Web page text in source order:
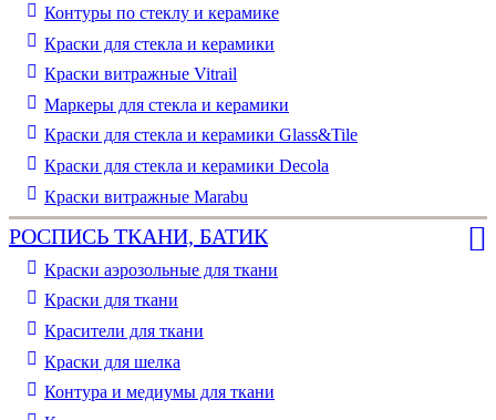
Контуры по стеклу и керамике
Краски для стекла и керамики
Краски витражные Vitrail
Маркеры для стекла и керамики
Краски для стекла и керамики Glass&Tile
Краски для стекла и керамики Decola
Краски витражные Marabu
РОСПИСЬ ТКАНИ, БАТИК
Краски аэрозольные для ткани
Краски для ткани
Красители для ткани
Краски для шелка
Контура и медиумы для ткани